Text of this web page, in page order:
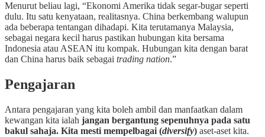
Menurut beliau lagi, “Ekonomi Amerika tidak segar-bugar seperti
dulu. Itu satu kenyataan, realitasnya. China berkembang walupun
ada beberapa tentangan dihadapi. Kita terutamanya Malaysia,
sebagai negara kecil harus pastikan hubungan kita bersama
Indonesia atau ASEAN itu kompak. Hubungan kita dengan barat
dan China harus baik sebagai trading nation.”
Pengajaran
Antara pengajaran yang kita boleh ambil dan manfaatkan dalam
kewangan kita ialah jangan bergantung sepenuhnya pada satu
bakul sahaja. Kita mesti mempelbagai (diversify) aset-aset kita.